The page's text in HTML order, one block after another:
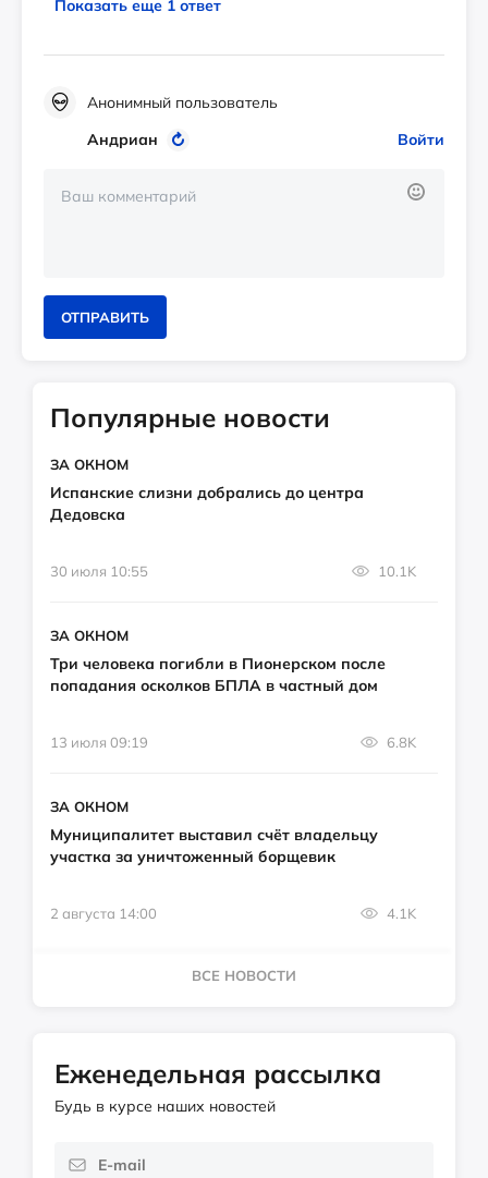
Показать еще 1 ответ
Анонимный пользователь
Андриан
Войти
ОТПРАВИТЬ
Популярные новости
ЗА ОКНОМ
Испанские слизни добрались до центра
Дедовска
30 июля 10:55 10.1K
ЗА ОКНОМ
Три человека погибли в Пионерском после
попадания осколков БПЛА в частный дом
13 июля 09:19 6.8K
ЗА ОКНОМ
Муниципалитет выставил счёт владельцу
участка за уничтоженный борщевик
2 августа 14:00 4.1K
ВСЕ НОВОСТИ
Еженедельная рассылка
Будь в курсе наших новостей